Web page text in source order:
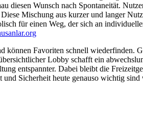
diesen Wunsch nach Spontaneität.
Mischung aus kurzer und langer
für einen Weg, der sich an
können Favoriten schnell wiederfinden.
Lobby schafft ein
entspannter. Dabei bleibt die
Sicherheit heute genauso wichtig sind